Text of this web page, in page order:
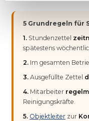
5 Grundregeln für
1. Stundenzettel
spätestens
2. Im gesamten
3. Ausgefüllte Zettel
4. Mitarbeiter
Reinigungskräfte.
5. Objektleiter zur